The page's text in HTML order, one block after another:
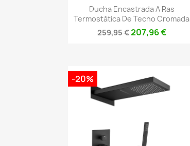
Vista rápida
Ducha Encastrada A Ras
Termostática De Techo Cromada
259,95 €207,96 €
-20%